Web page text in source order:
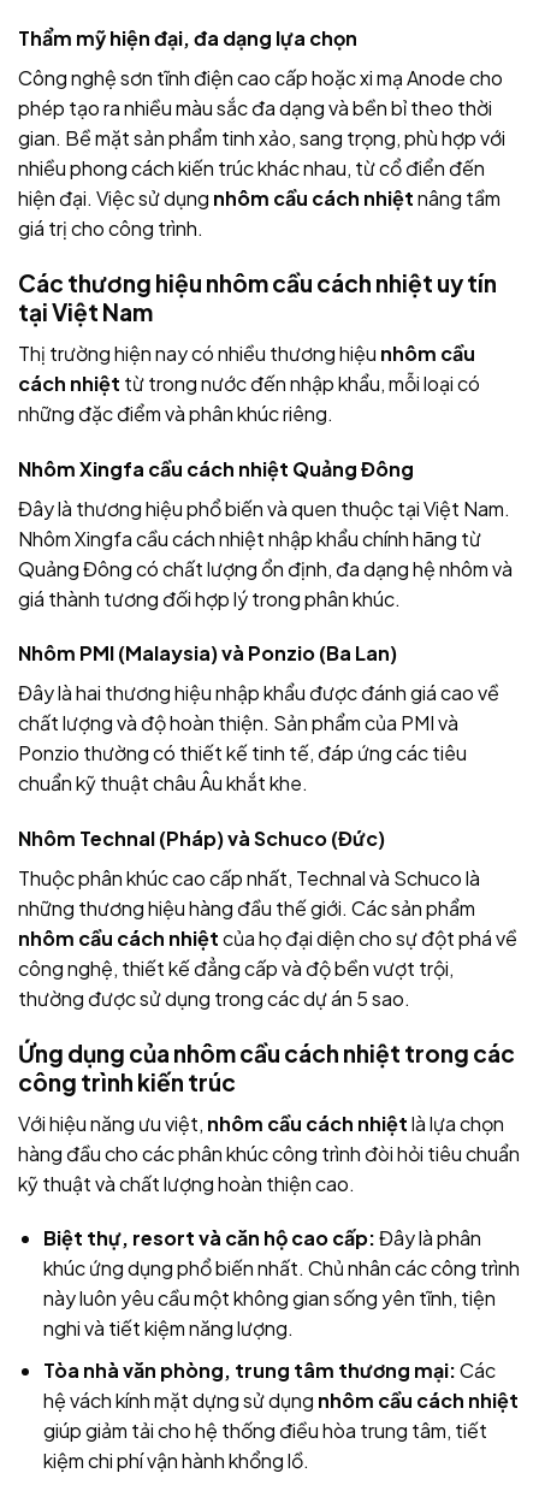
Thẩm mỹ hiện đại, đa dạng lựa chọn
Công nghệ sơn tĩnh điện cao cấp hoặc xi mạ Anode cho
phép tạo ra nhiều màu sắc đa dạng và bền bỉ theo thời
gian. Bề mặt sản phẩm tinh xảo, sang trọng, phù hợp với
nhiều phong cách kiến trúc khác nhau, từ cổ điển đến
hiện đại. Việc sử dụng nhôm cầu cách nhiệtnâng tầm
giá trị cho công trình.
Các thương hiệu nhôm cầu cách nhiệt uy tín
tại Việt Nam
Thị trường hiện nay có nhiều thương hiệu nhôm cầu
cách nhiệt từ trong nước đến nhập khẩu, mỗi loại có
những đặc điểm và phân khúc riêng.
Nhôm Xingfa cầu cách nhiệt Quảng Đông
Đây là thương hiệu phổ biến và quen thuộc tại Việt Nam.
Nhôm Xingfa cầu cách nhiệt nhập khẩu chính hãng từ
Quảng Đông có chất lượng ổn định, đa dạng hệ nhôm và
giá thành tương đối hợp lý trong phân khúc.
Nhôm PMI (Malaysia) và Ponzio (Ba Lan)
Đây là hai thương hiệu nhập khẩu được đánh giá cao về
chất lượng và độ hoàn thiện. Sản phẩm của PMI và
Ponzio thường có thiết kế tinh tế, đáp ứng các tiêu
chuẩn kỹ thuật châu Âu khắt khe.
Nhôm Technal (Pháp) và Schuco (Đức)
Thuộc phân khúc cao cấp nhất, Technal và Schuco là
những thương hiệu hàng đầu thế giới. Các sản phẩm
nhôm cầu cách nhiệtcủa họ đại diện cho sự đột phá về
công nghệ, thiết kế đẳng cấp và độ bền vượt trội,
thường được sử dụng trong các dự án 5 sao.
Ứng dụng của nhôm cầu cách nhiệt trong các
công trình kiến trúc
Với hiệu năng ưu việt, nhôm cầu cách nhiệtlà lựa chọn
hàng đầu cho các phân khúc công trình đòi hỏi tiêu chuẩn
kỹ thuật và chất lượng hoàn thiện cao.
Biệt thự, resort và căn hộ cao cấp:Đây là phân
khúc ứng dụng phổ biến nhất. Chủ nhân các công trình
này luôn yêu cầu một không gian sống yên tĩnh, tiện
nghi và tiết kiệm năng lượng.
Tòa nhà văn phòng, trung tâm thương mại:Các
hệ vách kính mặt dựng sử dụng nhôm cầu cách nhiệt
giúp giảm tải cho hệ thống điều hòa trung tâm, tiết
kiệm chi phí vận hành khổng lồ.